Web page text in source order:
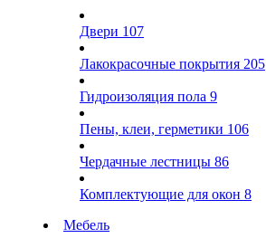
Двери 107
Лакокрасочные покрытия 205
Гидроизоляция пола 9
Пены, клеи, герметики 106
Чердачные лестницы 86
Комплектующие для окон 8
Мебель